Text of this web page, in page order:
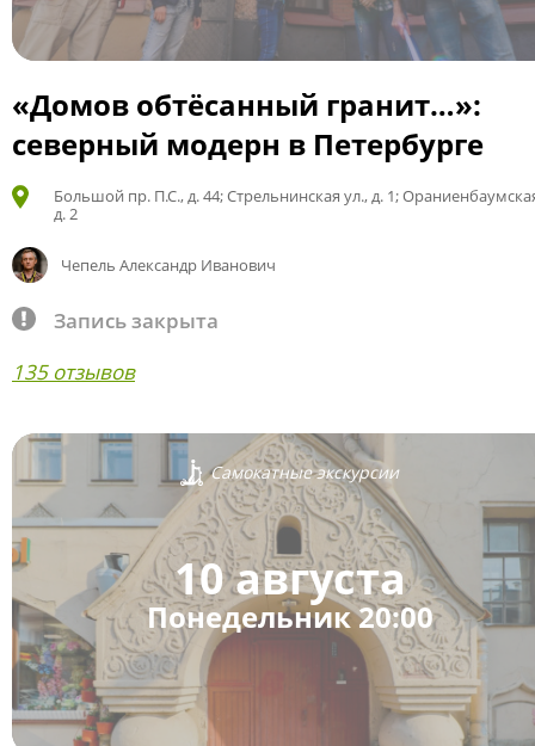
«Домов обтёсанный гранит…»:
северный модерн в Петербурге
Большой пр. П.С., д. 44; Стрельнинская ул., д. 1;
д. 2
Чепель Александр Иванович
Запись закрыта
135 отзывов
Самокатные экскурсии
10 августа
Понедельник 20:00